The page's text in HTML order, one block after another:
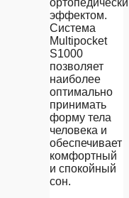
эффектом.
Система
Multipocket
S1000
позволяет
наиболее
оптимально
принимать
форму тела
человека и
обеспечивает
комфортный
и спокойный
сон.